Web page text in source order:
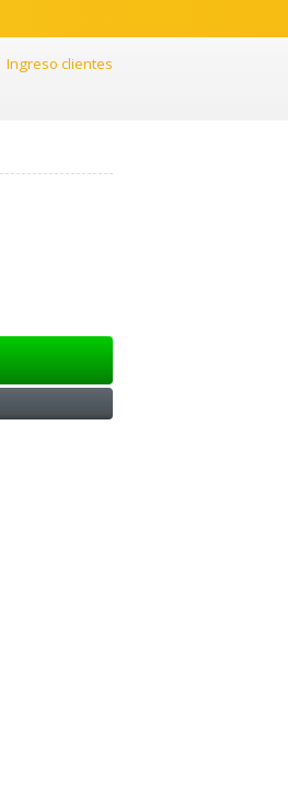
Ingreso clientes